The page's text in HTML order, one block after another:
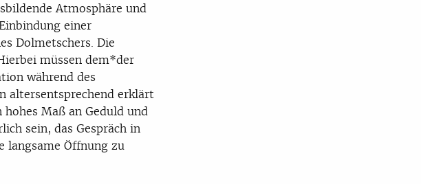
Atmosphäre und
einer
Dolmetschers. Die
müssen dem*der
während des
altersentsprechend erklärt
Maß an Geduld und
sein, das Gespräch in
langsame Öffnung zu